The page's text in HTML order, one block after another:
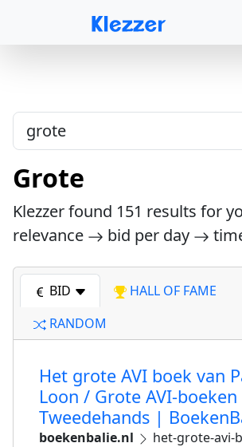
Grote
Klezzer found 151 results for
relevance
bid per day
BID HALL OF FAME
RANDOM
Het grote AVI boek van
Loon / Grote AVI-
Tweedehands |
boekenbalie.nl
het-grote-avi-